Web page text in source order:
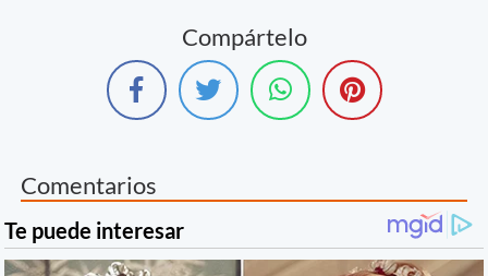
Compártelo
Comentarios